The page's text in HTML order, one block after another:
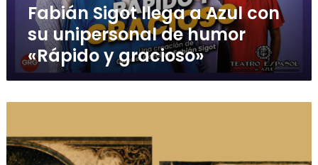
Fabián Sigot llega a Azul con
su unipersonal de humor
«Rápido y gracioso»